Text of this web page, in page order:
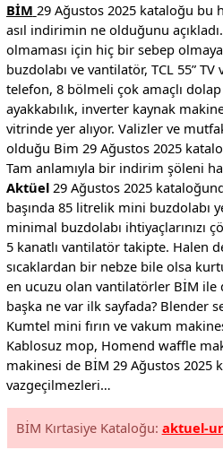
BİM 29 Ağustos 2025 kataloğu bu
asıl indirimin ne olduğunu
olmaması için hiç bir sebep
buzdolabı ve vantilatör, TCL 55” TV
telefon, 8 bölmeli çok amaçlı
ayakkabılık, inverter kaynak
vitrinde yer alıyor. Valizler ve
olduğu Bim 29 Ağustos 2025
Tam anlamıyla bir indirim şöleni
Aktüel29 Ağustos 2025
başında 85 litrelik mini buzdolabı
minimal buzdolabı ihtiyaçlarınızı
5 kanatlı vantilatör takipte. Halen
sıcaklardan bir nebze bile olsa
en ucuzu olan vantilatörler BİM ile
başka ne var ilk sayfada? Blender
Kumtel mini fırın ve vakum
Kablosuz mop, Homend waffle
makinesi de BİM 29 Ağustos 2025
vazgeçilmezleri…
BİM Kırtasiye Kataloğu: aktuel-